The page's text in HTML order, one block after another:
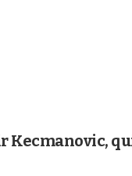
Kecmanovic,